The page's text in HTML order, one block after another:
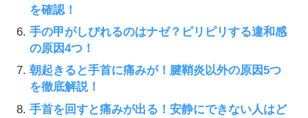
を確認！
手の甲がしびれるのはナゼ？ピリピリする違和感
の原因4つ！
朝起きると手首に痛みが！腱鞘炎以外の原因5つ
を徹底解説！
手首を回すと痛みが出る！安静にできない人はど